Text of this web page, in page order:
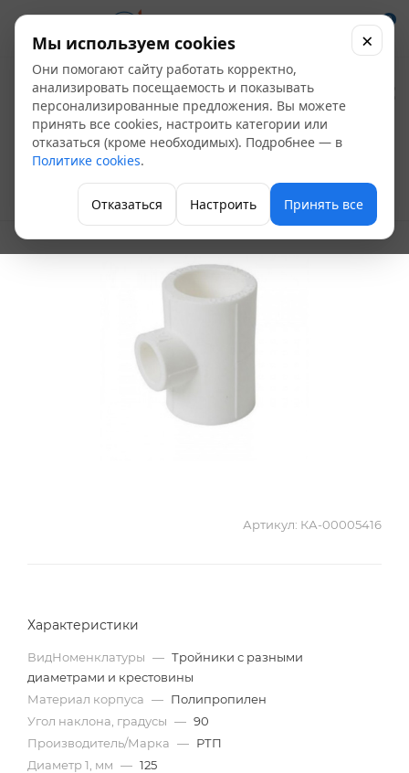
0
Тройник ПП
переходной 125х20
белый
Полипропиленовые фитинги
Артикул: КА-00005416
Характеристики
ВидНоменклатуры — Тройники с разными
диаметрами и крестовины
Материал корпуса — Полипропилен
Угол наклона, градусы — 90
Производитель/Марка — РТП
Диаметр 1, мм — 125
Мы используем cookies
Они помогают сайту работать корректно,
анализировать посещаемость и показывать
персонализированные предложения. Вы можете
принять все cookies, настроить категории или
отказаться (кроме необходимых). Подробнее — в
Политике cookies.
Отказаться Настроить Принять все
×